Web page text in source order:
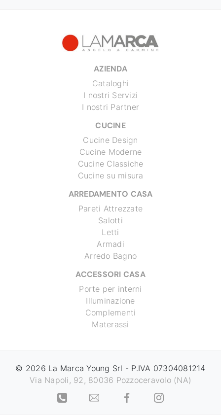
AZIENDA
Cataloghi
I nostri Servizi
I nostri Partner
CUCINE
Cucine Design
Cucine Moderne
Cucine Classiche
Cucine su misura
ARREDAMENTO CASA
Pareti Attrezzate
Salotti
Letti
Armadi
Arredo Bagno
ACCESSORI CASA
Porte per interni
Illuminazione
Complementi
Materassi
© 2026 La Marca Young Srl - P.IVA 07304081214
Via Napoli, 92, 80036 Pozzoceravolo (NA)